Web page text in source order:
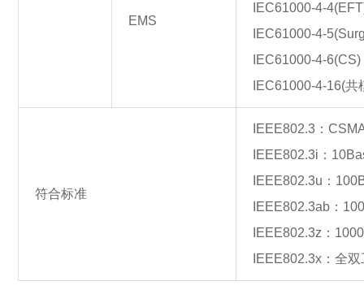
EMS
IEC61000-4-
IEC61000-4-
IEC61000-4-
IEC61000-4-16(
符合标准
IEEE802.3：
IEEE802.3i：
IEEE802.3u：
IEEE802.3ab：
IEEE802.3z：
IEEE802.3x：全